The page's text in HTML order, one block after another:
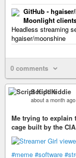
GitHub -
Moonlight
Headless streaming
hgaiser/moonshine
0 comments
Script Kiddie
about a month ago
Me trying to explain
cage built by the
#meme #software